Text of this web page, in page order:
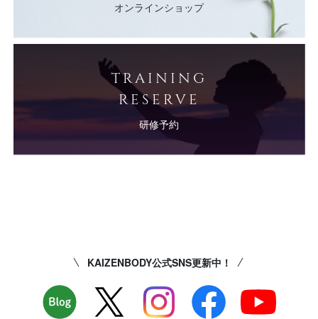
オンラインショップ
TRAINING
RESERVE
研修予約
KAIZENBODY公式SNS更新中！